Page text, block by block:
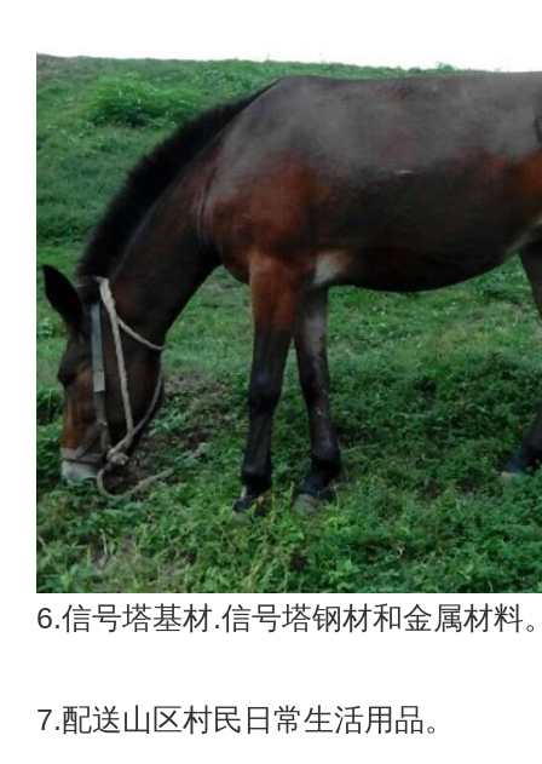
6.信号塔基材.信号塔钢材和金属材料
7.配送山区村民日常生活用品。